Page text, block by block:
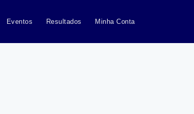
Eventos Resultados Minha Conta